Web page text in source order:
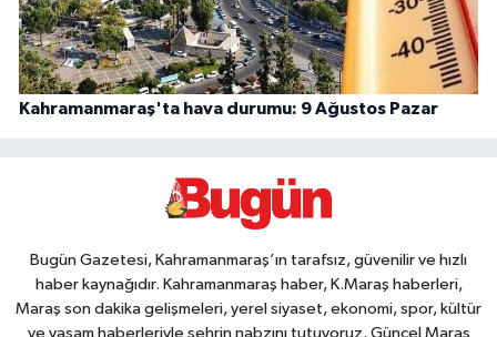
Kahramanmaraş'ta hava durumu: 9 Ağustos Pazar
Bugün Gazetesi, Kahramanmaraş’ın tarafsız, güvenilir ve hızlı
haber kaynağıdır. Kahramanmaraş haber, K.Maraş haberleri,
Maraş son dakika gelişmeleri, yerel siyaset, ekonomi, spor, kültür
ve yaşam haberleriyle şehrin nabzını tutuyoruz. Güncel Maraş